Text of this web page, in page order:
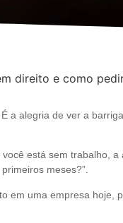
a alegria de ver a
está sem trabalho,
meses?”.
em uma empresa hoje,